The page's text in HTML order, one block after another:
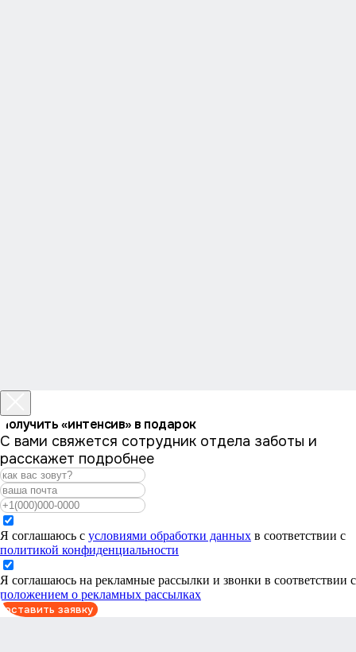
Получить «интенсив» в подарок
С вами свяжется сотрудник отдела заботы и
расскажет подробнее
Я соглашаюсь с условиями обработки данных в соответствии с
политикой конфиденциальности
Я соглашаюсь на рекламные рассылки и звонки в соответствии с
положением о рекламных рассылках
оставить заявку